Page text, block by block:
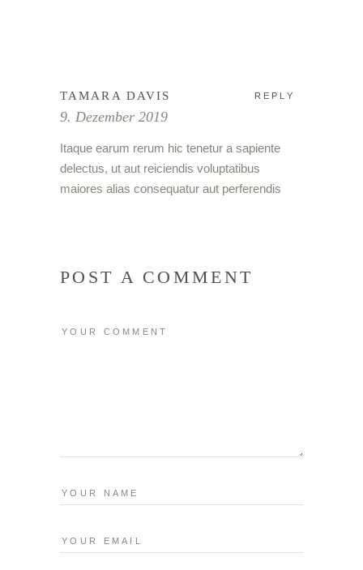
TAMARA DAVIS REPLY
9. Dezember 2019
Itaque earum rerum hic tenetur a sapiente
delectus, ut aut reiciendis voluptatibus
maiores alias consequatur aut perferendis
POST A COMMENT